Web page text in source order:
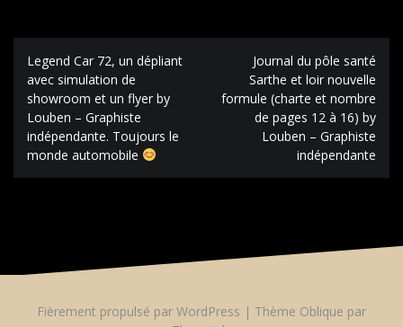
Navigation
de
l’article
Legend Car 72, un dépliant
avec simulation de
showroom et un flyer by
Louben – Graphiste
indépendante. Toujours le
monde automobile
Journal du pôle santé
Sarthe et loir nouvelle
formule (charte et nombre
de pages 12 à 16) by
Louben – Graphiste
indépendante
Fièrement propulsé par WordPress | Thème Oblique par